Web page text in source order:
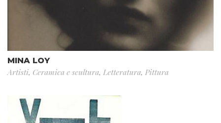
MINA LOY
Artisti, Ceramica e scultura, Letteratura, Pittura